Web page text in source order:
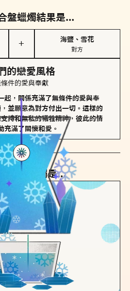
盤蠟燭結果是...
＋
海鹽、雪花
對方
的戀愛風格
件的愛與奉獻
起，關係充滿了無條件的愛與奉
並願意為對方付出一切。這樣的
持和無私的犧牲精神，彼此的情
充滿了關懷和愛。
的主調蠟燭是...